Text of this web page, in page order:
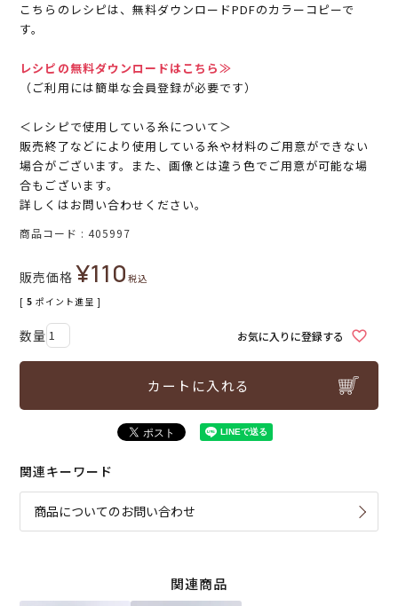
こちらのレシピは、無料ダウンロードPDFのカラーコピーで
す。
レシピの無料ダウンロードはこちら≫
（ご利用には簡単な会員登録が必要です）
＜レシピで使用している糸について＞
販売終了などにより使用している糸や材料のご用意ができない
場合がございます。また、画像とは違う色でご用意が可能な場
合もございます。
詳しくはお問い合わせください。
商品コード 405997
販売価格 ¥110税込
[ 5 ポイント進呈 ]
お気に入りに登録する
カートに入れる
関連キーワード
商品についてのお問い合わせ
関連商品